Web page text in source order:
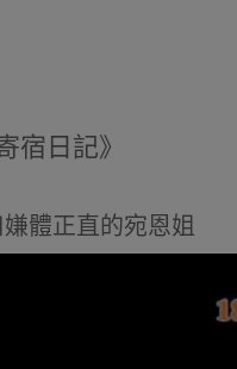
宿日記》
體正直的宛恩姐